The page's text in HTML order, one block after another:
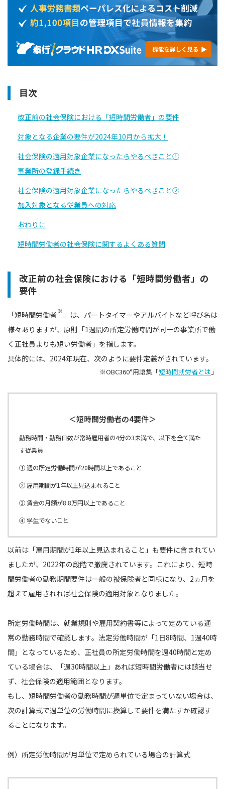
目次
改正前の社会保険における「短時間労働者」の要件
対象となる企業の要件が2024年10月から拡大！
社会保険の適用対象企業になったらやるべきこと①
事業所の登録手続き
社会保険の適用対象企業になったらやるべきこと②
加入対象となる従業員への対応
おわりに
短時間労働者の社会保険に関するよくある質問
改正前の社会保険における「短時間労働者」の
要件
「短時間労働者※ 」は、パートタイマーやアルバイトなど呼び名は
様々ありますが、原則「1週間の所定労働時間が同一の事業所で働
く正社員よりも短い労働者」を指します。
具体的には、2024年現在、次のように要件定義がされています。
※OBC360°用語集「短時間就労者とは 」
＜短時間労働者の4要件＞
勤務時間・勤務日数が常時雇用者の4分の3未満で、以下を全て満た
す従業員
① 週の所定労働時間が20時間以上であること
② 雇用期間が1年以上見込まれること
③ 賃金の月額が8.8万円以上であること
④ 学生でないこと
以前は「雇用期間が1年以上見込まれること」も要件に含まれてい
ましたが、2022年の段階で撤廃されています。これにより、短時
間労働者の勤務期間要件は一般の被保険者と同様になり、2ヵ月を
超えて雇用されれば社会保険の適用対象となりました。
所定労働時間は、就業規則や雇用契約書等によって定めている通
常の勤務時間で確認します。法定労働時間が「1日8時間、1週40時
間」となっているため、正社員の所定労働時間を週40時間と定め
ている場合は、「週30時間以上」あれば短時間労働者には該当せ
ず、社会保険の適用範囲となります。
もし、短時間労働者の勤務時間が週単位で定まっていない場合は、
次の計算式で週単位の労働時間に換算して要件を満たすか確認す
ることになります。
例）所定労働時間が月単位で定められている場合の計算式